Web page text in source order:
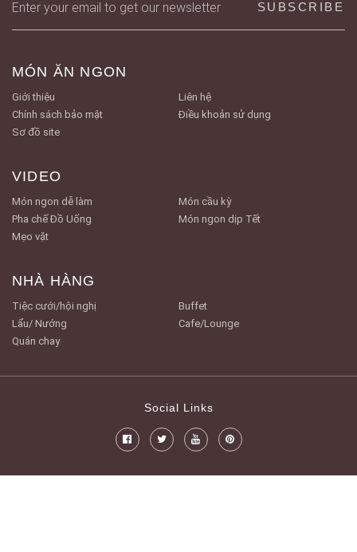
MÓN ĂN NGON
Giới thiệu
Liên hệ
Chính sách bảo mật
Điều khoản sử dụng
Sơ đồ site
VIDEO
Món ngon dễ làm
Món cầu kỳ
Pha chế Đồ Uống
Món ngon dịp Tết
Mẹo vặt
NHÀ HÀNG
Tiệc cưới/hội nghị
Buffet
Lẩu/ Nướng
Cafe/Lounge
Quán chay
Social Links